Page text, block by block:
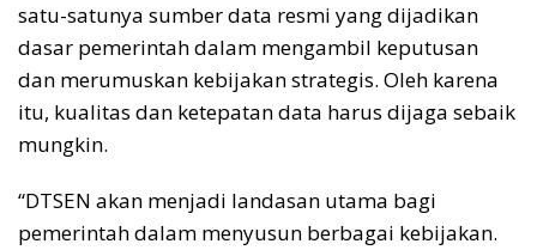
satu-satunya sumber data resmi yang dijadikan
dasar pemerintah dalam mengambil keputusan
dan merumuskan kebijakan strategis. Oleh karena
itu, kualitas dan ketepatan data harus dijaga sebaik
mungkin.
“DTSEN akan menjadi landasan utama bagi
pemerintah dalam menyusun berbagai kebijakan.